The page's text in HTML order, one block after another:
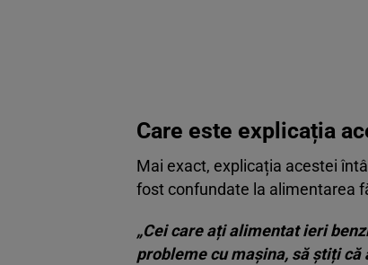
Care este explicația
Mai exact, explicația acestei
fost confundate la alimentarea
„Cei care ați alimentat ieri
probleme cu mașina, să știți